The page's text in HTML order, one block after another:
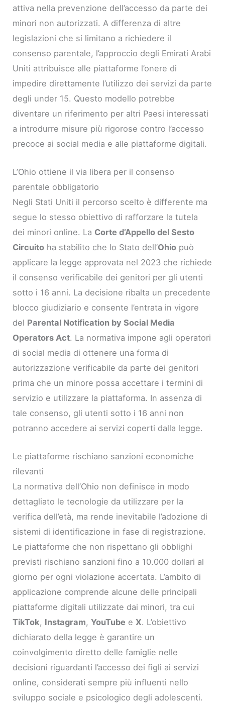
attiva nella prevenzione dell’accesso da parte dei
minori non autorizzati. A differenza di altre
legislazioni che si limitano a richiedere il
consenso parentale, l’approccio degli Emirati Arabi
Uniti attribuisce alle piattaforme l’onere di
impedire direttamente l’utilizzo dei servizi da parte
degli under 15. Questo modello potrebbe
diventare un riferimento per altri Paesi interessati
a introdurre misure più rigorose contro l’accesso
precoce ai social media e alle piattaforme digitali.
L’Ohio ottiene il via libera per il consenso
parentale obbligatorio
Negli Stati Uniti il percorso scelto è differente ma
segue lo stesso obiettivo di rafforzare la tutela
dei minori online. La Corte d’Appello del Sesto
Circuito ha stabilito che lo Stato dell’Ohio può
applicare la legge approvata nel 2023 che richiede
il consenso verificabile dei genitori per gli utenti
sotto i 16 anni. La decisione ribalta un precedente
blocco giudiziario e consente l’entrata in vigore
del Parental Notification by Social Media
Operators Act. La normativa impone agli operatori
di social media di ottenere una forma di
autorizzazione verificabile da parte dei genitori
prima che un minore possa accettare i termini di
servizio e utilizzare la piattaforma. In assenza di
tale consenso, gli utenti sotto i 16 anni non
potranno accedere ai servizi coperti dalla legge.
Le piattaforme rischiano sanzioni economiche
rilevanti
La normativa dell’Ohio non definisce in modo
dettagliato le tecnologie da utilizzare per la
verifica dell’età, ma rende inevitabile l’adozione di
sistemi di identificazione in fase di registrazione.
Le piattaforme che non rispettano gli obblighi
previsti rischiano sanzioni fino a 10.000 dollari al
giorno per ogni violazione accertata. L’ambito di
applicazione comprende alcune delle principali
piattaforme digitali utilizzate dai minori, tra cui
TikTok, Instagram,YouTube eX. L’obiettivo
dichiarato della legge è garantire un
coinvolgimento diretto delle famiglie nelle
decisioni riguardanti l’accesso dei figli ai servizi
online, considerati sempre più influenti nello
sviluppo sociale e psicologico degli adolescenti.